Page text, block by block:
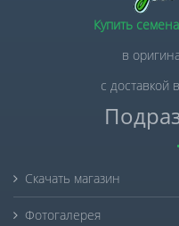
Купить
в
с доставкой
Скачать магазин
Фотогалерея